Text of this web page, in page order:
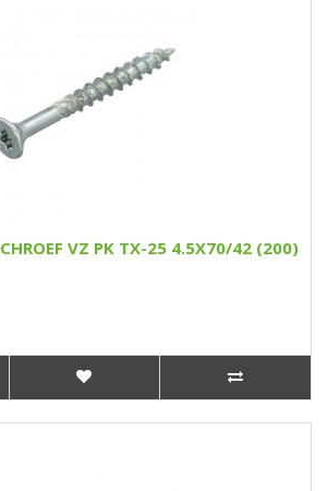
VZ PK TX-25 4.5X70/42 (200)